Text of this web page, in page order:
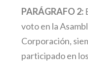
PARÁGRAFO 2:
voto en la
Corporación,
participado en